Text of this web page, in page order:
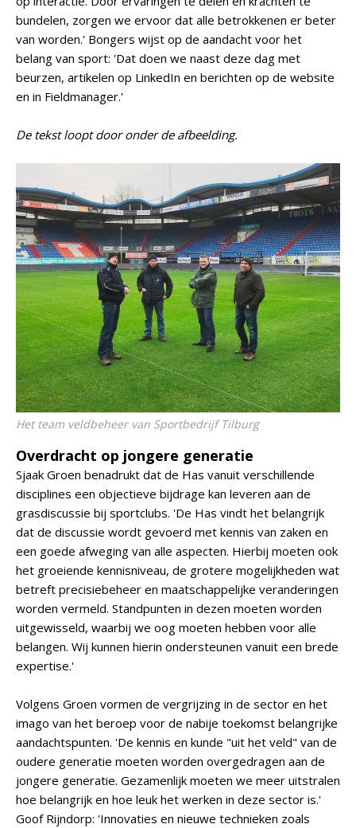
bundelen, zorgen we ervoor dat alle betrokkenen er beter
van worden.' Bongers wijst op de aandacht voor het
belang van sport: 'Dat doen we naast deze dag met
beurzen, artikelen op LinkedIn en berichten op de website
en in Fieldmanager.'
De tekst loopt door onder de afbeelding.
Het team veldbeheer van Sportbedrijf Tilburg
Overdracht op jongere generatie
Sjaak Groen benadrukt dat de Has vanuit verschillende
disciplines een objectieve bijdrage kan leveren aan de
grasdiscussie bij sportclubs. 'De Has vindt het belangrijk
dat de discussie wordt gevoerd met kennis van zaken en
een goede afweging van alle aspecten. Hierbij moeten ook
het groeiende kennisniveau, de grotere mogelijkheden wat
betreft precisiebeheer en maatschappelijke veranderingen
worden vermeld. Standpunten in dezen moeten worden
uitgewisseld, waarbij we oog moeten hebben voor alle
belangen. Wij kunnen hierin ondersteunen vanuit een brede
expertise.'
Volgens Groen vormen de vergrijzing in de sector en het
imago van het beroep voor de nabije toekomst belangrijke
aandachtspunten. 'De kennis en kunde "uit het veld" van de
oudere generatie moeten worden overgedragen aan de
jongere generatie. Gezamenlijk moeten we meer uitstralen
hoe belangrijk en hoe leuk het werken in deze sector is.'
Goof Rijndorp: 'Innovaties en nieuwe technieken zoals